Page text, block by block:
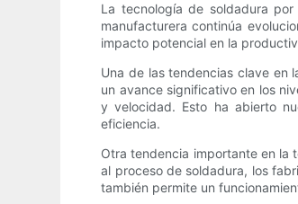
La tecnología de soldadura
manufacturera continúa
impacto potencial en la
Una de las tendencias clave en
un avance significativo en los
y velocidad. Esto ha abierto
eficiencia.
Otra tendencia importante en la
al proceso de soldadura, los
también permite un